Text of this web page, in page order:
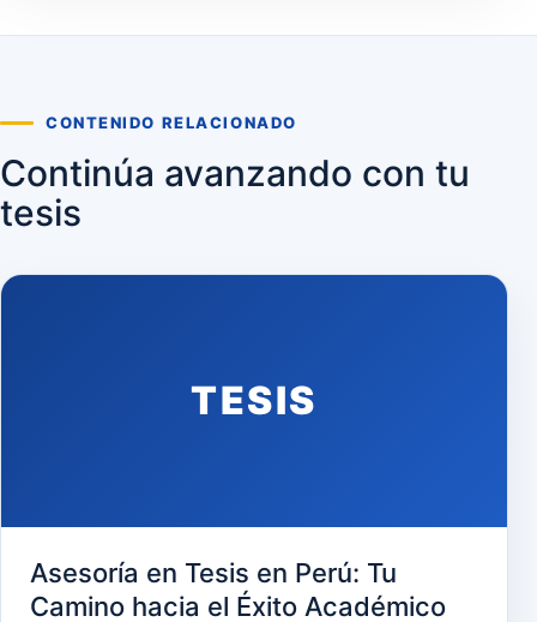
CONTENIDO RELACIONADO
Continúa avanzando con tu
tesis
TESIS
Asesoría en Tesis en Perú: Tu
Camino hacia el Éxito Académico